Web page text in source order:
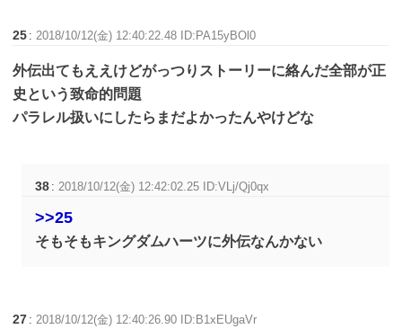
25 : 2018/10/12(金) 12:40:22.48 ID:PA15yBOl0
外伝出てもええけどがっつりストーリーに絡んだ全部が正
史という致命的問題
パラレル扱いにしたらまだよかったんやけどな
38 : 2018/10/12(金) 12:42:02.25 ID:VLj/Qj0qx
>>25
そもそもキングダムハーツに外伝なんかない
27 : 2018/10/12(金) 12:40:26.90 ID:B1xEUgaVr